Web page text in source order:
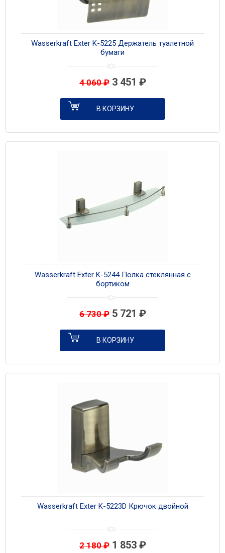
Wasserkraft Exter K-5225 Держатель туалетной
бумаги
4 060₽ 3 451 ₽
В КОРЗИНУ
Wasserkraft Exter K-5244 Полка стеклянная с
бортиком
6 730₽ 5 721 ₽
В КОРЗИНУ
Wasserkraft Exter K-5223D Крючок двойной
2 180₽ 1 853 ₽